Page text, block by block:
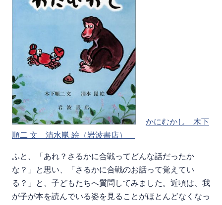
かにむかし 木下
順二 文 清水崑 絵（岩波書店）
ふと、「あれ？さるかに合戦ってどんな話だったか
な？」と思い、「さるかに合戦のお話って覚えてい
る？」と、子どもたちへ質問してみました。近頃は、我
が子が本を読んでいる姿を見ることがほとんどなくなっ